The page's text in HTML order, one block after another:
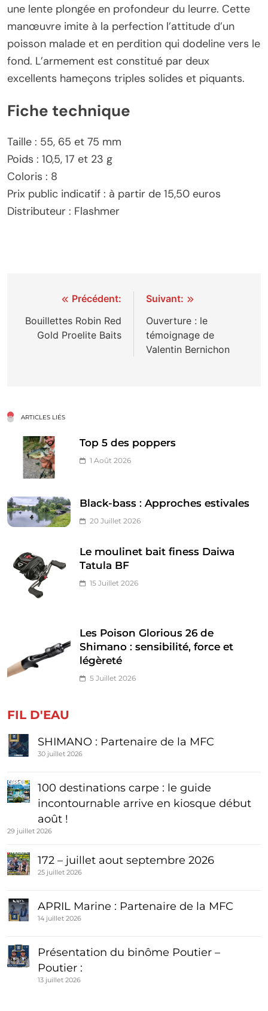
une lente plongée en profondeur du leurre. Cette
manœuvre imite à la perfection l’attitude d’un
poisson malade et en perdition qui dodeline vers le
fond. L’armement est constitué par deux
excellents hameçons triples solides et piquants.
Fiche technique
Taille : 55, 65 et 75 mm
Poids : 10,5, 17 et 23 g
Coloris : 8
Prix public indicatif : à partir de 15,50 euros
Distributeur : Flashmer
Navigation
de
l’article
Précédent:
Bouillettes Robin Red
Gold Proelite Baits
Suivant:
Ouverture : le
témoignage de
Valentin Bernichon
ARTICLES LIÉS
Top 5 des poppers
1 Août 2026
Black-bass : Approches estivales
20 Juillet 2026
Le moulinet bait finess Daiwa
Tatula BF
15 Juillet 2026
Les Poison Glorious 26 de
Shimano : sensibilité, force et
légèreté
5 Juillet 2026
FIL D'EAU
SHIMANO : Partenaire de la MFC
30 juillet 2026
100 destinations carpe : le guide
incontournable arrive en kiosque début
août !
29 juillet 2026
172 – juillet aout septembre 2026
25 juillet 2026
APRIL Marine : Partenaire de la MFC
14 juillet 2026
Présentation du binôme Poutier –
Poutier :
13 juillet 2026